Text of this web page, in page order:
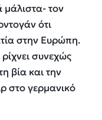
τον
ότι
στην Ευρώπη.
συνεχώς
βία και την
στο γερμανικό